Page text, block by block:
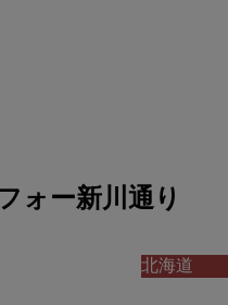
ォー新川通り
北海道